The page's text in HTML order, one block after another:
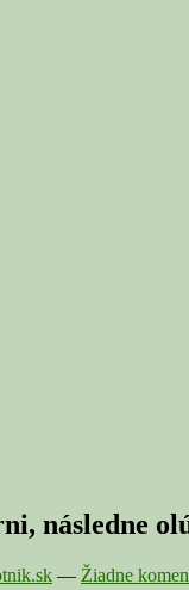
následne
— Žiadne